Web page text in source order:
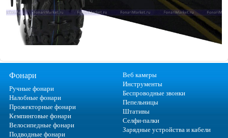
Фонари
Ручные фонари
Налобные фонари
Прожекторные фонари
Кемпинговые фонари
Велосипедные фонари
Подводные фонари
Веб камеры
Инструменты
Беспроводные звонки
Пепельницы
Штативы
Селфи-палки
Зарядные устройства и кабели